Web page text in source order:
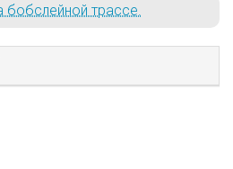
бобслейной трассе.